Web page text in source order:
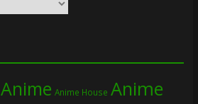
Anime Anime House Anime